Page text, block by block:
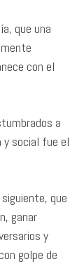
que una
con el
a
social fue el
que
ganar
y
golpe de